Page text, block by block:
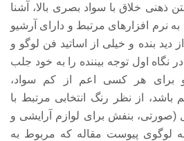
ذهنی خلاق با سواد بصری بالا، آشنا
نرم افزارهای مرتبط و دارای آرشیو
بنده و خیلی از اساتید فن لوگو و
در نگاه اول توجه بیننده را به خود جلب
برای هر کسی اعم از کم سواد،
از نظر رنگ انتخابی مرتبط با
بنفش برای لوازم آرایشی و
لوگوی پیوست مقاله که مربوط به